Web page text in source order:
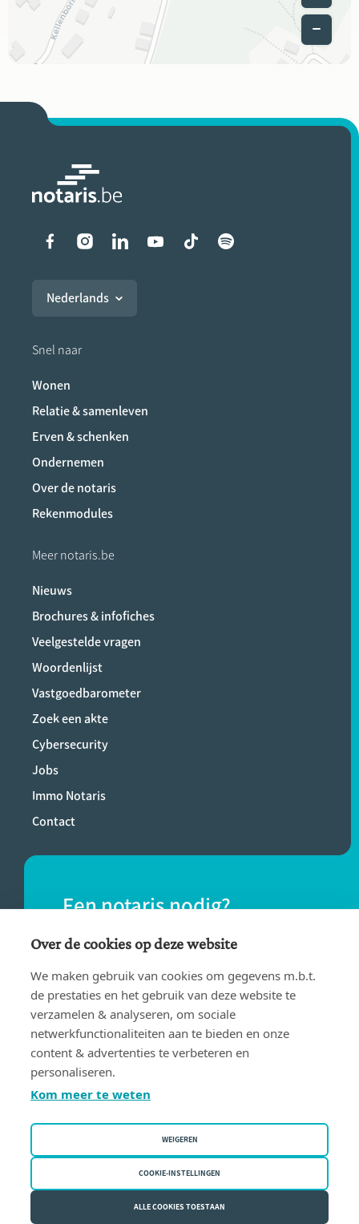
Liens vers les réseaux
Nederlands
Snel naar
Wonen
Relatie & samenleven
Erven & schenken
Ondernemen
Over de notaris
Rekenmodules
Meer notaris.be
Nieuws
Brochures & infofiches
Veelgestelde vragen
Woordenlijst
Vastgoedbarometer
Zoek een akte
Cybersecurity
Jobs
Immo Notaris
Contact
Een notaris nodig?
Vind eenvoudig een notaris bij jou in de
buurt.
VIND EEN NOTARIS
Gebruiksvoorwaarden
Privacy policy
Cookiebeleid
Fednot vzw | Bergstraat 30/34 - 1000 Brussel | BE 0409.357.321
Over de cookies op deze website
We maken gebruik van cookies om gegevens m.b.t.
de prestaties en het gebruik van deze website te
verzamelen & analyseren, om sociale
netwerkfunctionaliteiten aan te bieden en onze
content & advertenties te verbeteren en
personaliseren.
Kom meer te weten
WEIGEREN
COOKIE-INSTELLINGEN
ALLE COOKIES TOESTAAN